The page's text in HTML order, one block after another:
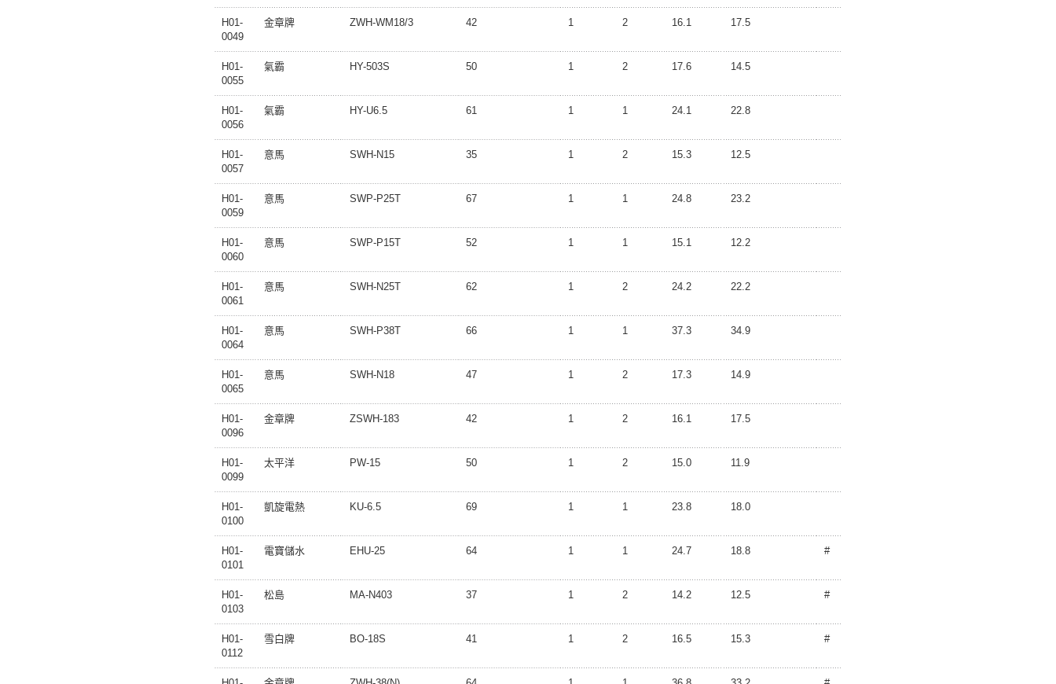
H01-
0049
金章牌 ZWH-WM18/3 42 1 2 16.1 17.5
H01-
0055
氣霸 HY-503S 50 1 2 17.6 14.5
H01-
0056
氣霸 HY-U6.5 61 1 1 24.1 22.8
H01-
0057
意馬 SWH-N15 35 1 2 15.3 12.5
H01-
0059
意馬 SWP-P25T 67 1 1 24.8 23.2
H01-
0060
意馬 SWP-P15T 52 1 1 15.1 12.2
H01-
0061
意馬 SWH-N25T 62 1 2 24.2 22.2
H01-
0064
意馬 SWH-P38T 66 1 1 37.3 34.9
H01-
0065
意馬 SWH-N18 47 1 2 17.3 14.9
H01-
0096
金章牌 ZSWH-183 42 1 2 16.1 17.5
H01-
0099
太平洋 PW-15 50 1 2 15.0 11.9
H01-
0100
凱旋電熱 KU-6.5 69 1 1 23.8 18.0
H01-
0101
電寶儲水 EHU-25 64 1 1 24.7 18.8 #
H01-
0103
松島 MA-N403 37 1 2 14.2 12.5 #
H01-
0112
雪白牌 BO-18S 41 1 2 16.5 15.3 #